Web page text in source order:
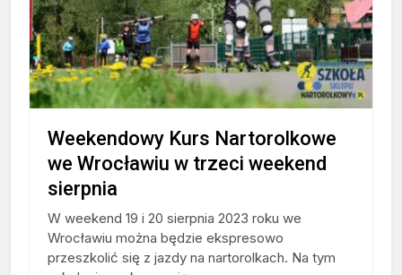
Weekendowy Kurs Nartorolkowe
we Wrocławiu w trzeci weekend
sierpnia
W weekend 19 i 20 sierpnia 2023 roku we
Wrocławiu można będzie ekspresowo
przeszkolić się z jazdy na nartorolkach. Na tym